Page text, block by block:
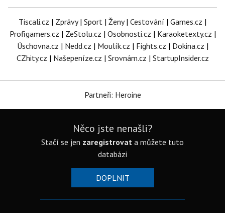
Tiscali.cz | Zprávy| Sport | Ženy| Cestování | Games.cz |
Profigamers.cz | ZeStolu.cz | Osobnosti.cz | Karaoketexty.cz |
Úschovna.cz | Nedd.cz | Moulík.cz | Fights.cz | Dokina.cz |
CZhity.cz | Našepeníze.cz | Srovnám.cz | StartupInsider.cz
Partneři: Heroine
Něco jste nenašli?
Stačí se jen zaregistrovat a můžete tuto
databázi
DOPLNIT